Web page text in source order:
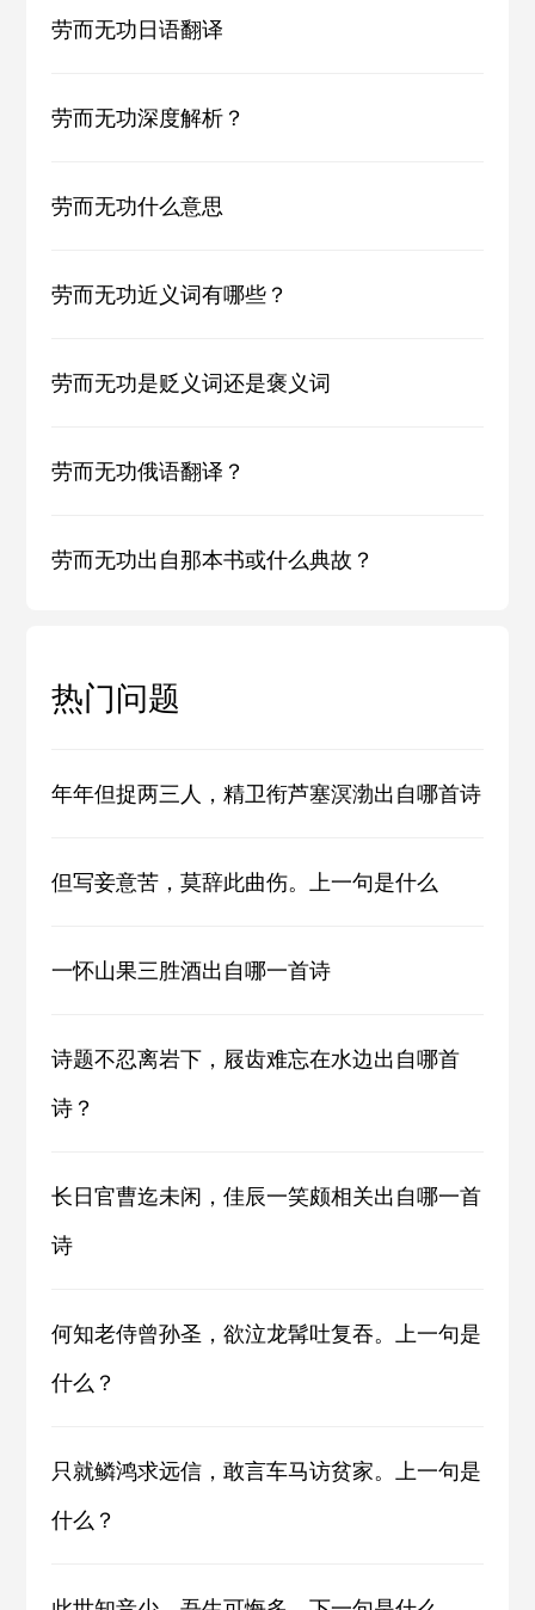
劳而无功日语翻译
劳而无功深度解析？
劳而无功什么意思
劳而无功近义词有哪些？
劳而无功是贬义词还是褒义词
劳而无功俄语翻译？
劳而无功出自那本书或什么典故？
热门问题
年年但捉两三人，精卫衔芦塞溟渤出自哪首诗
但写妾意苦，莫辞此曲伤。上一句是什么
一怀山果三胜酒出自哪一首诗
诗题不忍离岩下，屐齿难忘在水边出自哪首
诗？
长日官曹迄未闲，佳辰一笑颇相关出自哪一首
诗
何知老侍曾孙圣，欲泣龙髯吐复吞。上一句是
什么？
只就鳞鸿求远信，敢言车马访贫家。上一句是
什么？